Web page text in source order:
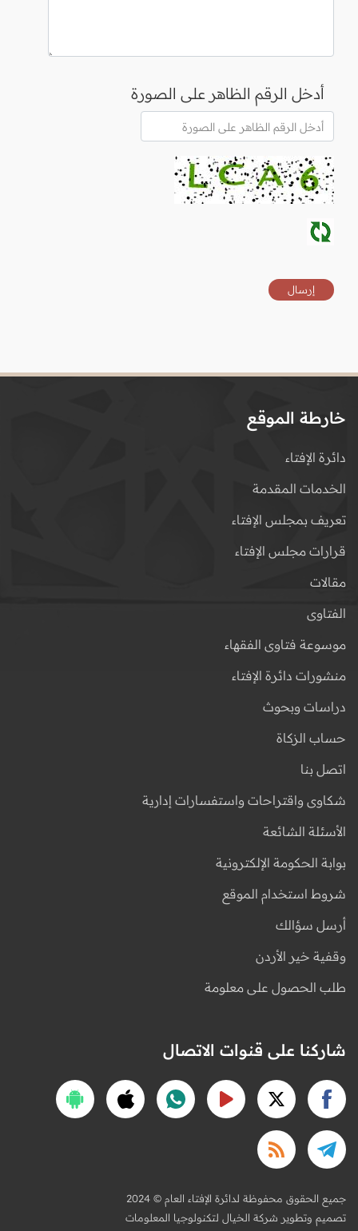
أدخل الرقم الظاهر على الصورة
خارطة الموقع
دائرة الإفتاء
الخدمات المقدمة
تعريف بمجلس الإفتاء
قرارات مجلس الإفتاء
مقالات
الفتاوى
موسوعة فتاوى الفقهاء
منشورات دائرة الإفتاء
دراسات وبحوث
حساب الزكاة
اتصل بنا
شكاوى واقتراحات واستفسارات إدارية
الأسئلة الشائعة
بوابة الحكومة الإلكترونية
شروط استخدام الموقع
أرسل سؤالك
وقفية خير الأردن
طلب الحصول على معلومة
شاركنا على قنوات الاتصال
2024 © جميع الحقوق محفوظة لدائرة الإفتاء العام
تصميم وتطوير شركة الخيال لتكنولوجيا المعلومات